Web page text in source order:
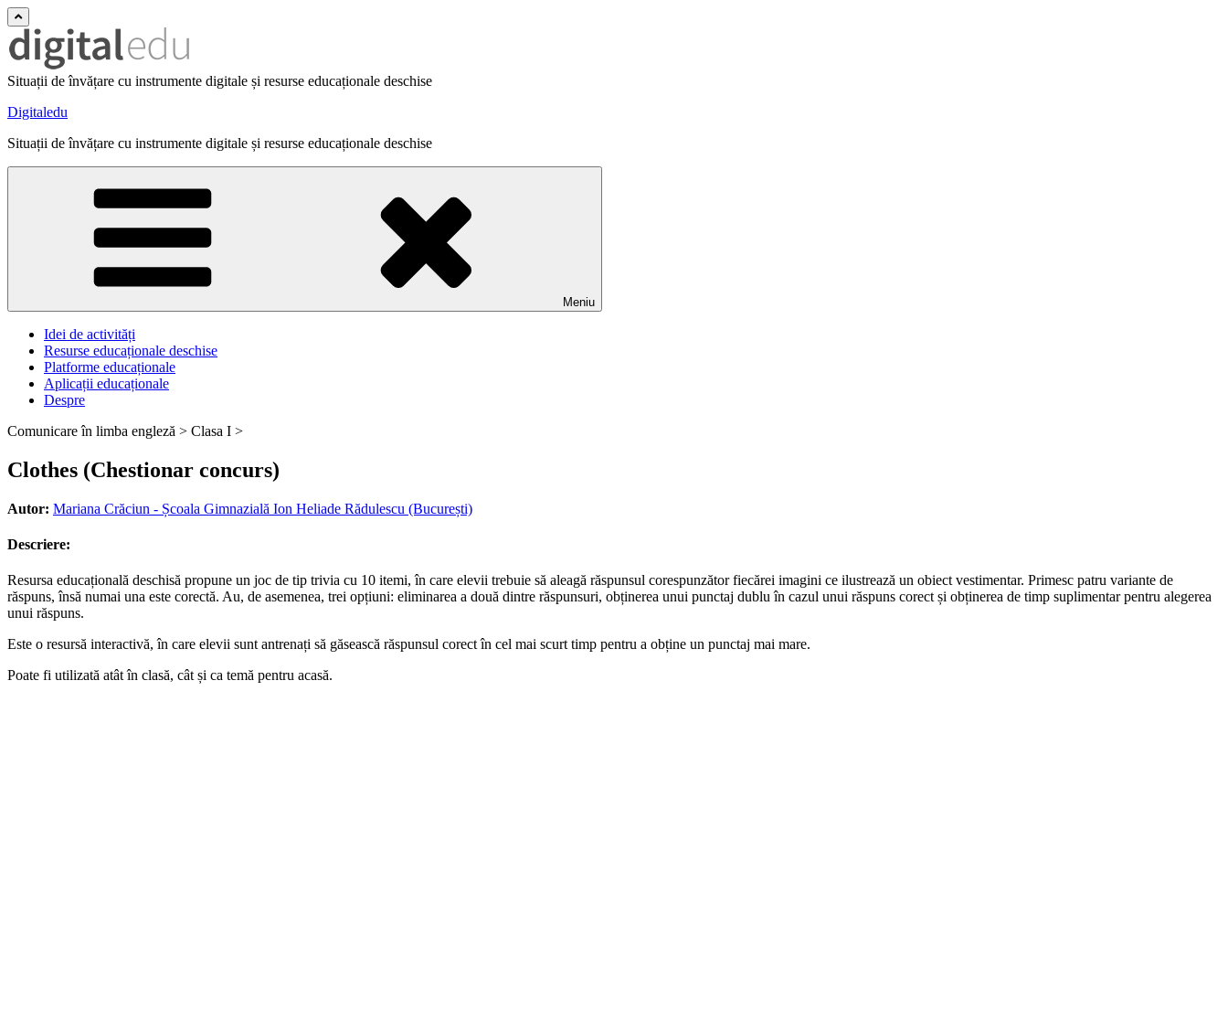
Situații de învățare cu instrumente digitale și resurse educaționale deschise
Digitaledu
Situații de învățare cu instrumente digitale și resurse educaționale deschise
Meniu
Idei de activități
Resurse educaționale deschise
Platforme educaționale
Aplicații educaționale
Despre
Comunicare în limba engleză > Clasa I >
Clothes (Chestionar concurs)
Autor: Mariana Crăciun - Școala Gimnazială Ion Heliade Rădulescu (București)
Descriere:
Resursa educațională deschisă propune un joc de tip trivia cu 10 itemi, în care elevii trebuie să aleagă răspunsul corespunzător fiecărei imagini ce ilustrează un obiect vestimentar. Primesc patru variante de
răspuns, însă numai una este corectă. Au, de asemenea, trei opțiuni: eliminarea a două dintre răspunsuri, obținerea unui punctaj dublu în cazul unui răspuns corect și obținerea de timp suplimentar pentru alegerea
unui răspuns.
Este o resursă interactivă, în care elevii sunt antrenați să găsească răspunsul corect în cel mai scurt timp pentru a obține un punctaj mai mare.
Poate fi utilizată atât în clasă, cât și ca temă pentru acasă.